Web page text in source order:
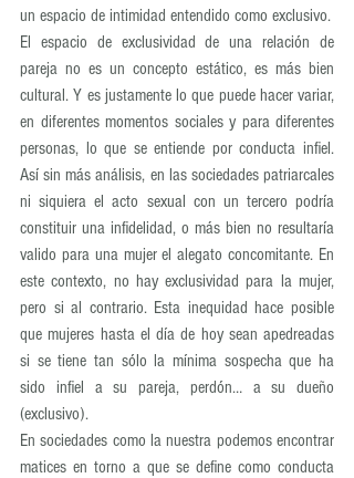
un espacio de intimidad entendido como exclusivo.
El espacio de exclusividad de una relación de
pareja no es un concepto estático, es más bien
cultural. Y es justamente lo que puede hacer variar,
en diferentes momentos sociales y para diferentes
personas, lo que se entiende por conducta infiel.
Así sin más análisis, en las sociedades patriarcales
ni siquiera el acto sexual con un tercero podría
constituir una infidelidad, o más bien no resultaría
valido para una mujer el alegato concomitante. En
este contexto, no hay exclusividad para la mujer,
pero si al contrario. Esta inequidad hace posible
que mujeres hasta el día de hoy sean apedreadas
si se tiene tan sólo la mínima sospecha que ha
sido infiel a su pareja, perdón… a su dueño
(exclusivo).
En sociedades como la nuestra podemos encontrar
matices en torno a que se define como conducta